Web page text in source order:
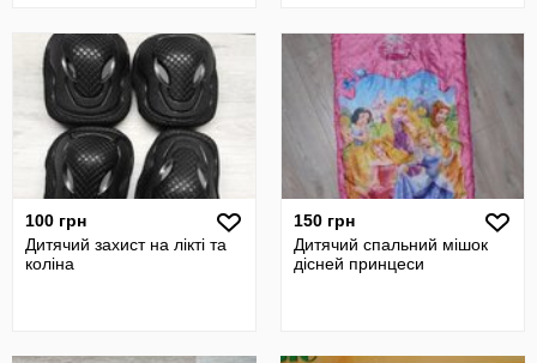
100 грн
Дитячий захист на лікті та
коліна
150 грн
Дитячий спальний мішок
дісней принцеси